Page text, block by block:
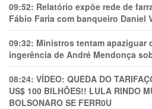
09:52: Relatório expõe rede de
Fábio Faria com banqueiro Daniel
09:32: Ministros tentam apaziguar
ingerência de André Mendonça
08:24: VÍDEO: QUEDA DO
US$ 100 BILHÕES!! LULA RINDO
BOLSONARO SE FERR0U